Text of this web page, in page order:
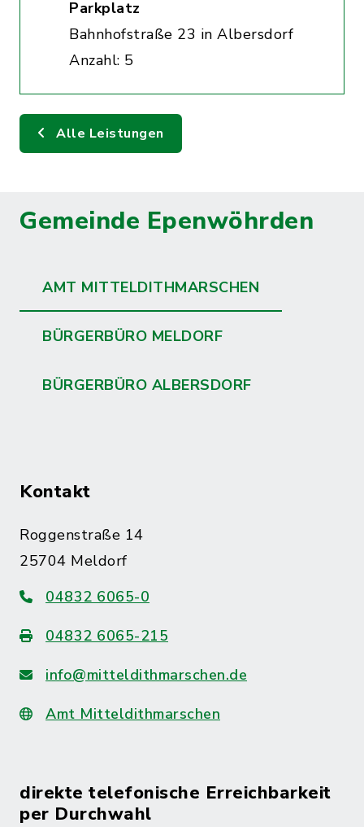
Parkplatz
Bahnhofstraße 23 in Albersdorf
Anzahl: 5
Alle Leistungen
Gemeinde Epenwöhrden
AMT MITTELDITHMARSCHEN
BÜRGERBÜRO MELDORF
BÜRGERBÜRO ALBERSDORF
Kontakt
Roggenstraße 14
25704 Meldorf
04832 6065-0
04832 6065-215
info@mitteldithmarschen.de
Amt Mitteldithmarschen
direkte telefonische Erreichbarkeit
per Durchwahl